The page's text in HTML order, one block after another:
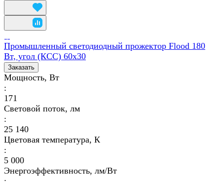
Промышленный светодиодный прожектор Flood 180
Вт, угол (КСС) 60х30
Заказать
Мощность, Вт
:
171
Световой поток, лм
:
25 140
Цветовая температура, К
:
5 000
Энергоэффективность, лм/Вт